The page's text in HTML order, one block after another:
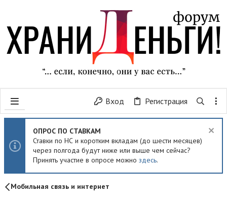
Вход Регистрация
ОПРОС ПО СТАВКАМ
Ставки по НС и коротким вкладам (до шести месяцев)
через полгода будут ниже или выше чем сейчас?
Принять участие в опросе можно здесь.
Мобильная связь и интернет